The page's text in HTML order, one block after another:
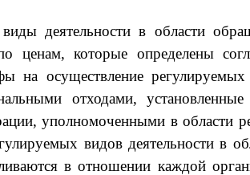
деятельности в области
ценам, которые определены
на осуществление
отходами, установленные
уполномоченными в области
видов деятельности в
в отношении каждой